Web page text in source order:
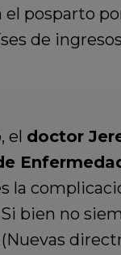
posparto
de
el doctor
la
bien no